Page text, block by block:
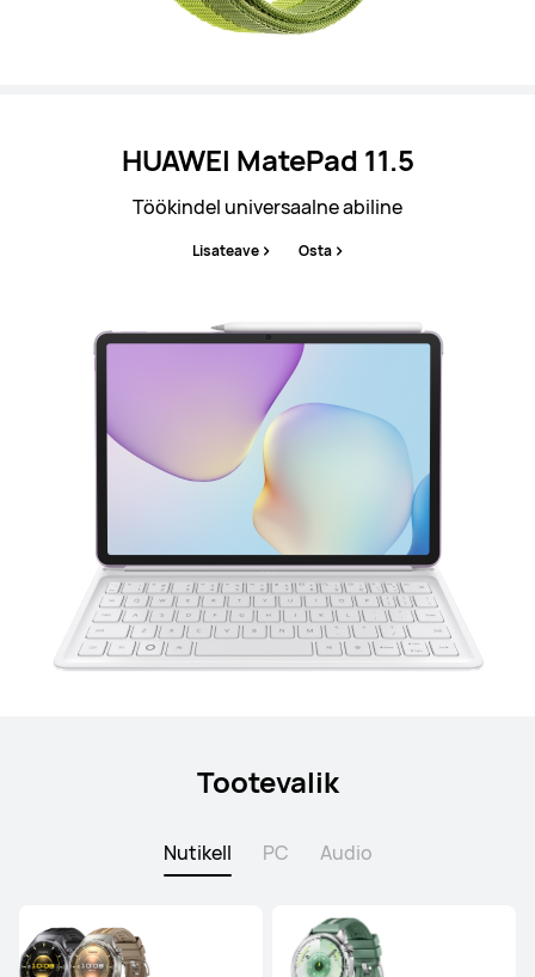
HUAWEI MatePad 11.5
Töökindel universaalne abiline
Lisateave Osta
Tootevalik
Nutikell PC Audio